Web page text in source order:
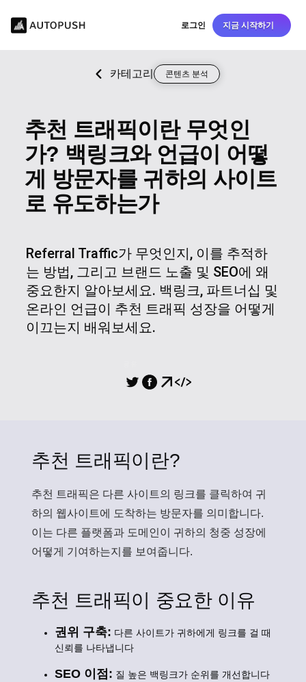
로그인 지금 시작하기
카테고리 콘텐츠 분석
추천 트래픽이란 무엇인
가? 백링크와 언급이 어떻
게 방문자를 귀하의 사이트
로 유도하는가
Referral Traffic가 무엇인지, 이를 추적하
는 방법, 그리고 브랜드 노출 및 SEO에 왜
중요한지 알아보세요. 백링크, 파트너십 및
온라인 언급이 추천 트래픽 성장을 어떻게
이끄는지 배워보세요.
추천 트래픽이란?
추천 트래픽은 다른 사이트의 링크를 클릭하여 귀
하의 웹사이트에 도착하는 방문자를 의미합니다.
이는 다른 플랫폼과 도메인이 귀하의 청중 성장에
어떻게 기여하는지를 보여줍니다.
추천 트래픽이 중요한 이유
권위 구축: 다른 사이트가 귀하에게 링크를 걸 때
신뢰를 나타냅니다
SEO 이점: 질 높은 백링크가 순위를 개선합니다